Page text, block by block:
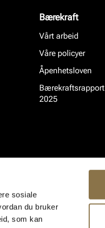
sosiale
du bruker
som kan
Bærekraft
Vårt arbeid
Våre policyer
Åpenhetsloven
Bærekraftsrapport
2025